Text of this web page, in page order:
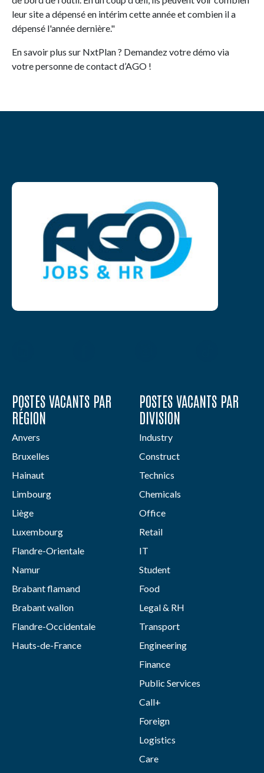
leur site a dépensé en intérim cette année et combien il a
dépensé l'année dernière."
En savoir plus sur NxtPlan ? Demandez votre démo via
votre personne de contact d’AGO !
POSTES VACANTS PAR
RÉGION
Anvers
Bruxelles
Hainaut
Limbourg
Liège
Luxembourg
Flandre-Orientale
Namur
Brabant flamand
Brabant wallon
Flandre-Occidentale
Hauts-de-France
POSTES VACANTS PAR
DIVISION
Industry
Construct
Technics
Chemicals
Office
Retail
IT
Student
Food
Legal & RH
Transport
Engineering
Finance
Public Services
Call+
Foreign
Logistics
Care